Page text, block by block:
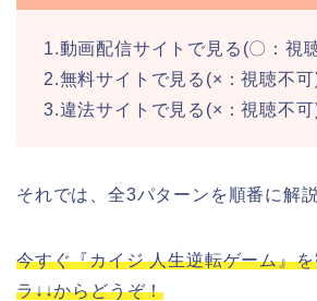
1.動画配信サイトで見る(〇：視
2.無料サイトで見る(×：視聴不可
3.違法サイトで見る(×：視聴不可
それでは、全3パターンを順番に解
今すぐ『カイジ 人生逆転ゲーム』
ラ↓↓からどうぞ！